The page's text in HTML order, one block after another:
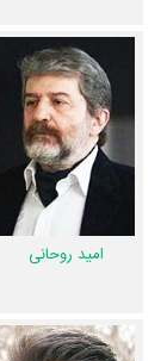
داده است. مانند:
شهین تسلیمیو
وپاشا جمالی
عوامل سریال
ندارید، بهتر است
امید روحانی